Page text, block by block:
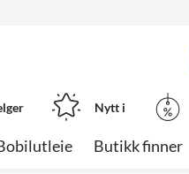
Nytt i
Butikk finner